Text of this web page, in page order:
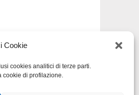
Cookie
cookies analitici di terze parti.
cookie di profilazione.